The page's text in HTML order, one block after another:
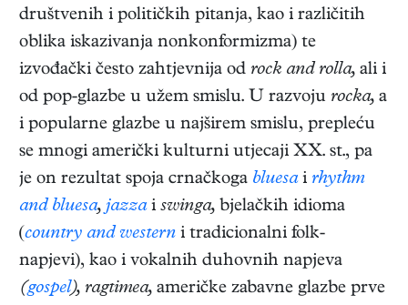
društvenih i političkih pitanja, kao i različitih
oblika iskazivanja nonkonformizma) te
izvođački često zahtjevnija od rock and rolla, ali i
od pop-glazbe u užem smislu. U razvoju rocka, a
i popularne glazbe u najširem smislu, prepleću
se mnogi američki kulturni utjecaji XX. st., pa
je on rezultat spoja crnačkoga bluesai rhythm
and bluesa, jazzai swinga, bjelačkih idioma
(country and western i tradicionalni folk-
napjevi), kao i vokalnih duhovnih napjeva
(gospel), ragtimea, američke zabavne glazbe prve